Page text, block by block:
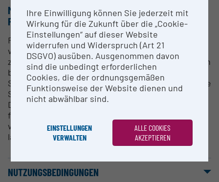
METHODEN & EXPERTISE ZUR
FORSCHUNGSINFRASTRUKTUR
FarmDroid ist für die Aussaat und Pflege
verschiedener Nutzpflanzen konzipiert. Zusätzlich
zu seinen primären landwirtschaftlichen Funktionen
bietet die Plattform die Flexibilität, verschiedene
Sensor- und optische Systeme zu integrieren. Diese
Systeme ermöglichen eine bodennahen
Datenerfassung und unterstützen so die
fortschrittliche Datenverarbeitung und das Training
von Computervisionsmodellen für
landwirtschaftliche Anwendungen.
NUTZUNGSBEDINGUNGEN
Ihre Einwilligung können Sie jederzeit mit
Wirkung für die Zukunft über die „Cookie-
Einstellungen“ auf dieser Website
widerrufen und Widerspruch (Art 21
DSGVO) ausüben. Ausgenommen davon
sind die unbedingt erforderlichen
Cookies, die der ordnungsgemäßen
Funktionsweise der Website dienen und
nicht abwählbar sind.
EINSTELLUNGEN
VERWALTEN
ALLE COOKIES
AKZEPTIEREN